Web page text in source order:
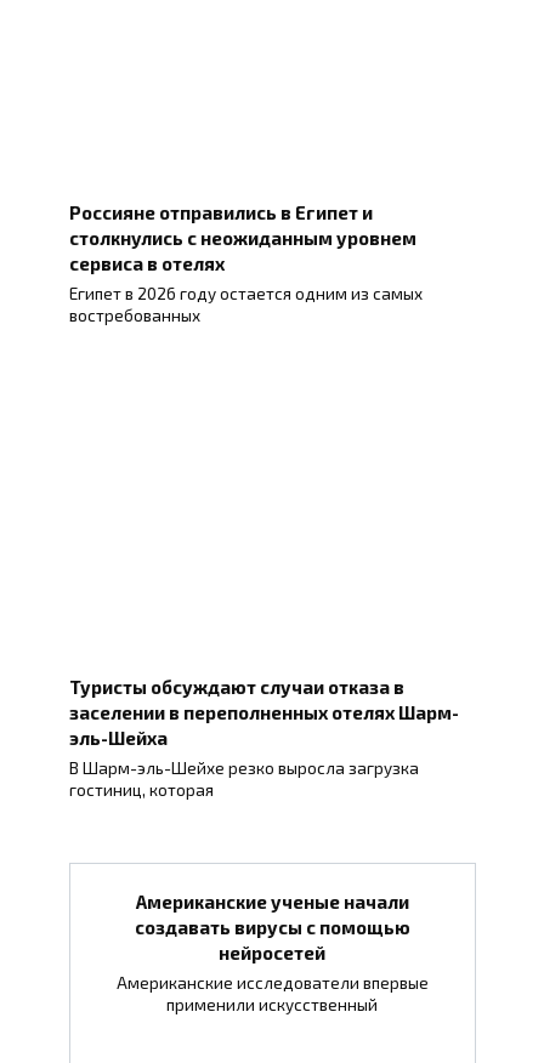
Россияне отправились в Египет и
столкнулись с неожиданным уровнем
сервиса в отелях
Египет в 2026 году остается одним из самых
востребованных
Туристы обсуждают случаи отказа в
заселении в переполненных отелях Шарм-
эль-Шейха
В Шарм-эль-Шейхе резко выросла загрузка
гостиниц, которая
Американские ученые начали
создавать вирусы с помощью
нейросетей
Американские исследователи впервые
применили искусственный